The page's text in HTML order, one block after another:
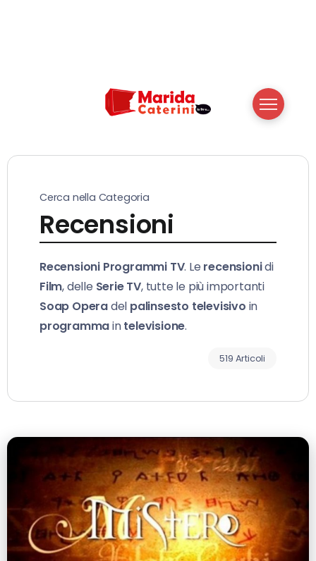
Cerca nella Categoria
Recensioni
Recensioni Programmi TV. Le recensionidi
Film, delle Serie TV, tutte le più importanti
Soap Operadel palinsesto televisivo in
programmaintelevisione.
519 Articoli